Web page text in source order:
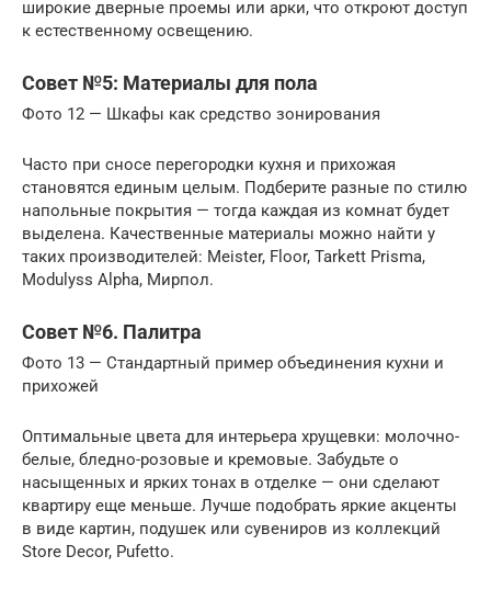
широкие дверные проемы или арки, что откроют доступ
к естественному освещению.
Совет №5: Материалы для пола
Фото 12 — Шкафы как средство зонирования
Часто при сносе перегородки кухня и прихожая
становятся единым целым. Подберите разные по стилю
напольные покрытия — тогда каждая из комнат будет
выделена. Качественные материалы можно найти у
таких производителей: Meister, Floor, Tarkett Prisma,
Modulyss Alpha, Мирпол.
Совет №6. Палитра
Фото 13 — Стандартный пример объединения кухни и
прихожей
Оптимальные цвета для интерьера хрущевки: молочно-
белые, бледно-розовые и кремовые. Забудьте о
насыщенных и ярких тонах в отделке — они сделают
квартиру еще меньше. Лучше подобрать яркие акценты
в виде картин, подушек или сувениров из коллекций
Store Decor, Pufetto.